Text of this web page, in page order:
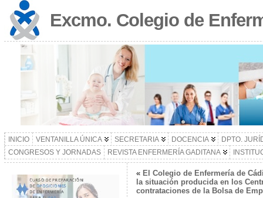
Excmo. Colegio de
INICIO VENTANILLA ÚNICA SECRETARIA DOCENCIA
DPTO.
CONGRESOS Y JORNADAS
REVISTA ENFERMERÍA GADITANA
« El Colegio de Enfermería de
la situación producida en los
contrataciones de la Bolsa de